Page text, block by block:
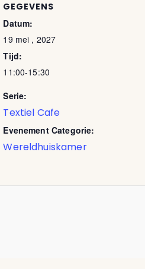
GEGEVENS
Datum:
19 mei , 2027
Tijd:
11:00-15:30
Serie:
Textiel Cafe
Evenement Categorie:
Wereldhuiskamer